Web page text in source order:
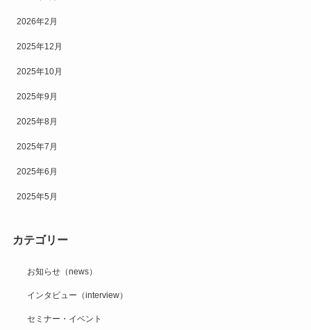
2026年2月
2025年12月
2025年10月
2025年9月
2025年8月
2025年7月
2025年6月
2025年5月
カテゴリー
お知らせ（news）
インタビュー（interview）
セミナー・イベント